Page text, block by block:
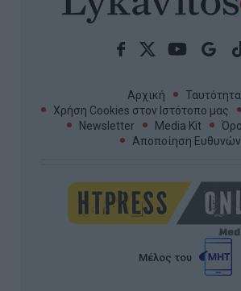
Αρχική
Ταυτότητα
Χρήση Cookies στον Ιστότοπο μας
Newsletter
Media Kit
Αποποίηση Ευθυνών
Μέλος του